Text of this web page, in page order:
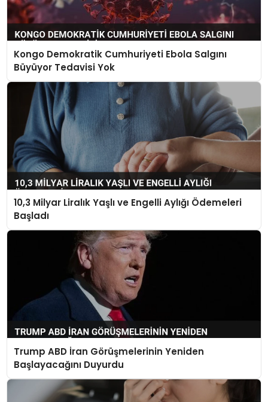
Kongo Demokratik Cumhuriyeti Ebola Salgını
Büyüyor Tedavisi Yok
10,3 Milyar Liralık Yaşlı ve Engelli Aylığı Ödemeleri
Başladı
Trump ABD İran Görüşmelerinin Yeniden
Başlayacağını Duyurdu